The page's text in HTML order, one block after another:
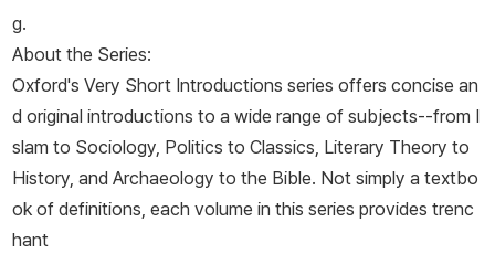
g.
About the Series:
Oxford's Very Short Introductions series offers concise an
d original introductions to a wide range of subjects--from I
slam to Sociology, Politics to Classics, Literary Theory to
History, and Archaeology to the Bible. Not simply a textbo
ok of definitions, each volume in this series provides trenc
hant